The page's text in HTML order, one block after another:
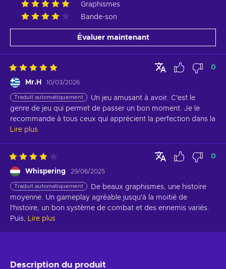
Graphismes
Bande-son
Évaluer maintenant
Mr.H 10/03/2026
0
Traduit automatiquement
Un jeu amusant à avoir. C'est le
genre de jeu qui permet de passer un bon moment. Je le
recommande à tous ceux qui apprécient la perfection dans la
Lire plus
Whispering 29/06/2025
0
Traduit automatiquement
De beaux graphismes, une histoire
moyenne. Un gameplay agréable jusqu'à la moitié de
l'histoire, un bon système de combat et des ennemis variés.
Puis,
Lire plus
Description du produit